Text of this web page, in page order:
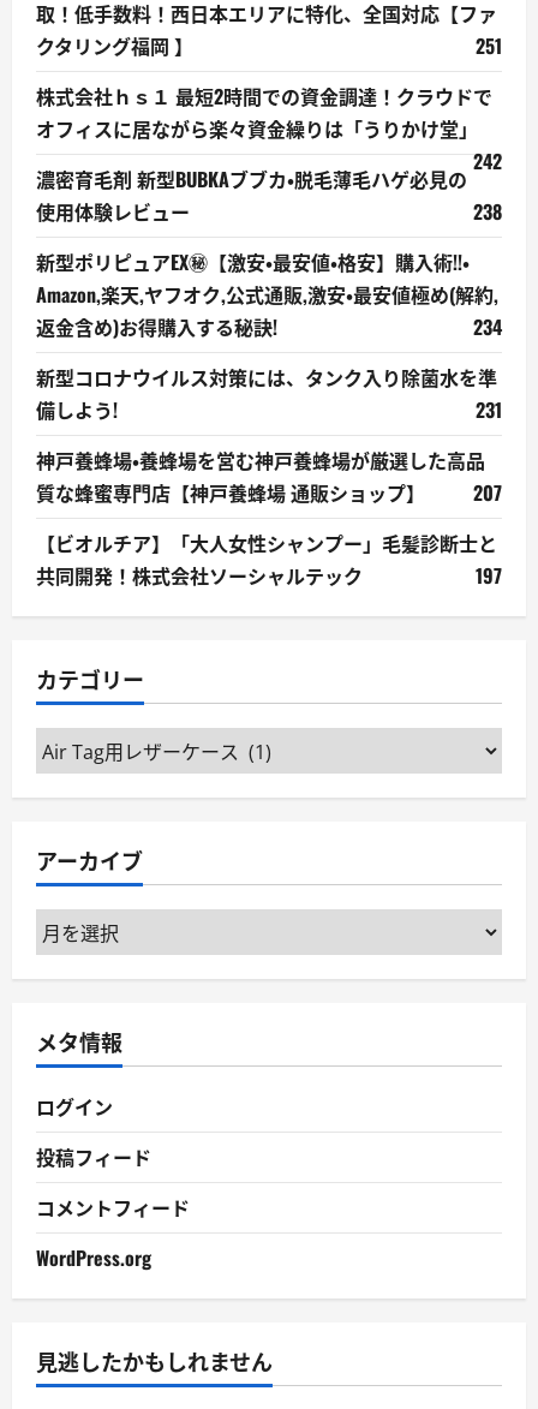
取！低手数料！西日本エリアに特化、全国対応【ファ
クタリング福岡 】
251
株式会社ｈｓ１ 最短2時間での資金調達！クラウドで
オフィスに居ながら楽々資金繰りは「うりかけ堂」
242
濃密育毛剤 新型BUBKAブブカ・脱毛薄毛ハゲ必見の
使用体験レビュー
238
新型ポリピュアEX㊙【激安・最安値・格安】購入術!!・
Amazon,楽天,ヤフオク,公式通販,激安・最安値極め(解約,
返金含め)お得購入する秘訣!
234
新型コロナウイルス対策には、タンク入り除菌水を準
備しよう!
231
神戸養蜂場・養蜂場を営む神戸養蜂場が厳選した高品
質な蜂蜜専門店【神戸養蜂場 通販ショップ】
207
【ビオルチア】「大人女性シャンプー」毛髪診断士と
共同開発！株式会社ソーシャルテック
197
カテゴリー
カ
テ
ー
アーカイブ
ア
ー
ブ
メタ情報
ログイン
投稿フィード
コメントフィード
WordPress.org
見逃したかもしれません